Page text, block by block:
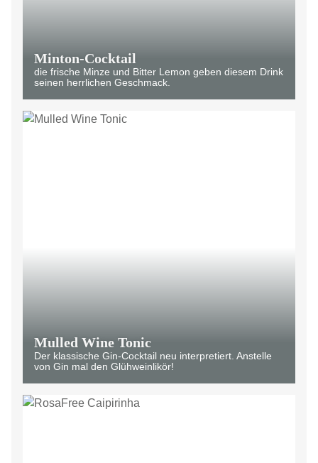
Minton-Cocktail
die frische Minze und Bitter Lemon geben diesem Drink
seinen herrlichen Geschmack.
Mulled Wine Tonic
Der klassische Gin-Cocktail neu interpretiert. Anstelle
von Gin mal den Glühweinlikör!